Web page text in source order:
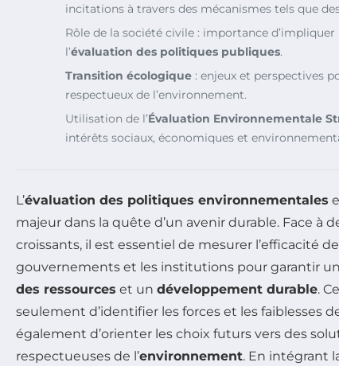
incitations à travers des mécanismes tels que
Rôle de la société civile : importance d’impliquer
l’évaluation des politiques publiques.
Transition écologique : enjeux et perspectives
respectueux de l’environnement.
Utilisation de l’Évaluation Environnementale
intérêts sociaux, économiques et
L’évaluation des politiques environnementales
majeur dans la quête d’un avenir durable. Face à
croissants, il est essentiel de mesurer l’efficacité
gouvernements et les institutions pour garantir
des ressources et un développement durable.
seulement d’identifier les forces et les faiblesses
également d’orienter les choix futurs vers des
respectueuses de l’environnement. En intégrant